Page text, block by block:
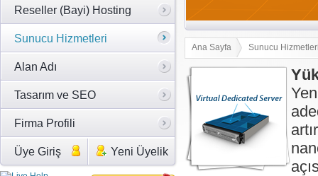
Reseller (Bayi) Hosting
Sunucu Hizmetleri
Alan Adı
Tasarım ve SEO
Firma Profili
Üye Giriş Yeni Üyelik
Ana Sayfa Sunucu